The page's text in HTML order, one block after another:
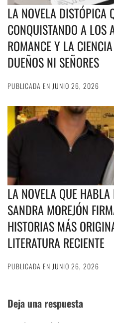
LA NOVELA DISTÓPICA
CONQUISTANDO A LOS
ROMANCE Y LA
DUEÑOS NI SEÑORES
PUBLICADA EN JUNIO 26, 2026
LA NOVELA QUE HABLA
SANDRA MOREJÓN
HISTORIAS MÁS
LITERATURA RECIENTE
PUBLICADA EN JUNIO 26, 2026
Deja una respuesta